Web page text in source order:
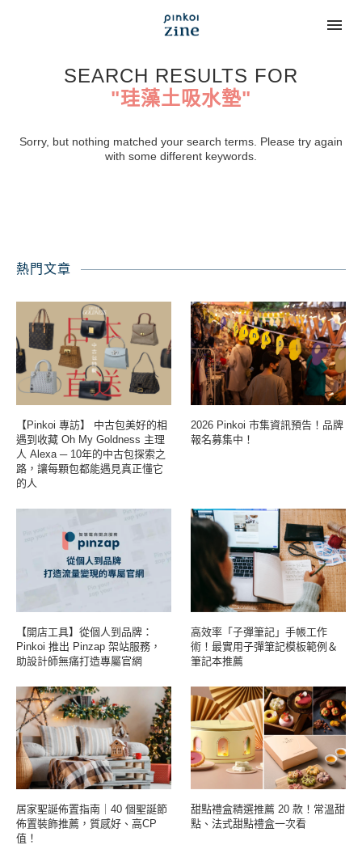
SEARCH RESULTS FOR
"珪藻土吸水墊"
Sorry, but nothing matched your search terms. Please try again
with some different keywords.
熱門文章
【Pinkoi 專訪】 中古包美好的相
遇到收藏 Oh My Goldness 主理
人 Alexa ─ 10年的中古包探索之
路，讓每顆包都能遇見真正懂它
的人
2026 Pinkoi 市集資訊預告！品牌
報名募集中！
【開店工具】從個人到品牌：
Pinkoi 推出 Pinzap 架站服務，
助設計師無痛打造專屬官網
高效率「子彈筆記」手帳工作
術！最實用子彈筆記模板範例＆
筆記本推薦
居家聖誕佈置指南｜40 個聖誕節
佈置裝飾推薦，質感好、高CP
值！
甜點禮盒精選推薦 20 款！常溫甜
點、法式甜點禮盒一次看